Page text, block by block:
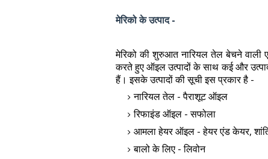
मेरिको के उत्पाद -
मेरिको की शुरुआत नारियल तेल बेचने वाली
करते हुए ऑइल उत्पादों के साथ कई और
हैं। इसके उत्पादों की सूची इस प्रकार है -
नारियल तेल - पैराशूट ऑइल
रिफाइंड ऑइल - सफोला
आमला हेयर ऑइल - हेयर एंड केयर,
बालो के लिए - लिवोन